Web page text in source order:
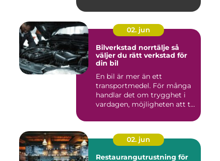
02. jun
Bilverkstad norrtälje så
väljer du rätt verkstad för
din bil
En bil är mer än ett
transportmedel. För många
handlar det om trygghet i
vardagen, möjligheten att t...
02. jun
Restaurangutrustning för